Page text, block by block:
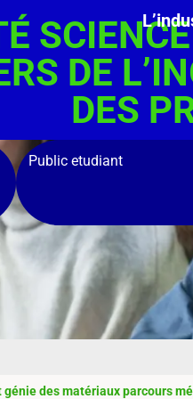
DE
DES
Public etudiant
des matériaux parcours